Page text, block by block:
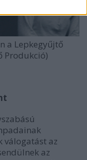
a Lepkegyűjtő
Produkció)
válogatást az
az